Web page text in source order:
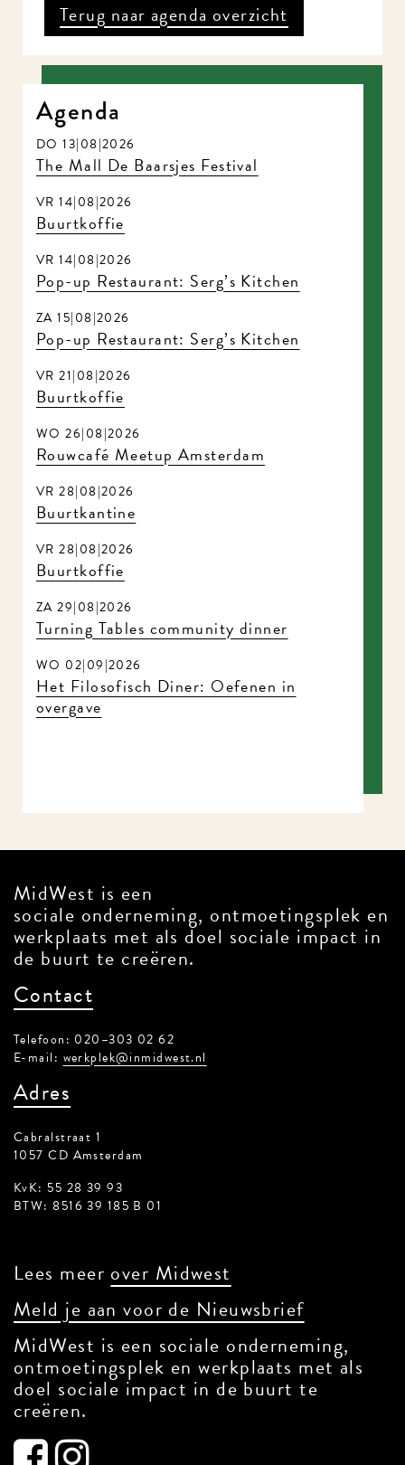
Terug naar agenda overzicht
Agenda
DO 13|08|2026
The Mall De Baarsjes Festival
VR 14|08|2026
Buurtkoffie
VR 14|08|2026
Pop-up Restaurant: Serg’s Kitchen
ZA 15|08|2026
Pop-up Restaurant: Serg’s Kitchen
VR 21|08|2026
Buurtkoffie
WO 26|08|2026
Rouwcafé Meetup Amsterdam
VR 28|08|2026
Buurtkantine
VR 28|08|2026
Buurtkoffie
ZA 29|08|2026
Turning Tables community dinner
WO 02|09|2026
Het Filosofisch Diner: Oefenen in
overgave
MidWest is een
sociale onderneming, ontmoetingsplek en
werkplaats met als doel sociale impact in
de buurt te creëren.
Contact
Telefoon: 020–303 02 62
E-mail: werkplek@inmidwest.nl
Adres
Cabralstraat 1
1057 CD Amsterdam
KvK: 55 28 39 93
BTW: 8516 39 185 B 01
Lees meer over Midwest
Meld je aan voor de Nieuwsbrief
MidWest is een sociale onderneming,
ontmoetingsplek en werkplaats met als
doel sociale impact in de buurt te
creëren.